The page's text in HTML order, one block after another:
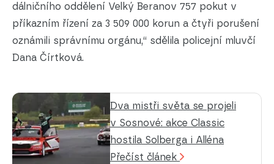
dálničního oddělení Velký Beranov 757 pokut v
příkazním řízení za 3 509 000 korun a čtyři porušení
oznámili správnímu orgánu,“ sdělila policejní mluvčí
Dana Čírtková.
Dva mistři světa se projeli
v Sosnové: akce Classic
hostila Solberga i Alléna
Přečíst článek